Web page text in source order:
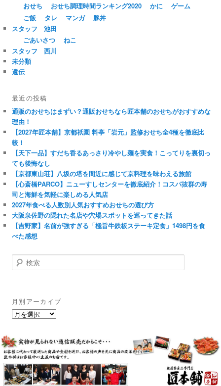
おせち
おせち調理時間ランキング2020 かに
ゲーム
ご飯
タレ マンガ
豚丼
スタッフ 池田
ごあいさつ
ねこ
スタッフ 西川
未分類
遺伝
最近の投稿
通販のおせちはまずい？通販おせちなら匠本舗のおせちがおすすめな
理由！
【2027年匠本舗】京都祇園 料亭「岩元」監修おせち全4種を徹底比
較！
【天下一品】すだち香るあっさり冷やし麺を実食！こってりを裏切っ
ても後悔なし
【京都東山荘】八坂の塔を間近に感じて京料理を味わえる旅館
【心斎橋PARCO】ニューすしセンターを徹底紹介！コスパ抜群の寿
司と海鮮を気軽に楽しめる人気店
2027年食べる人数別人気おすすめおせちの選び方
大阪泉佐野の隠れた名店や穴場スポットを巡ってきた話
【吉野家】名前が強すぎる「極旨牛鉄板ステーキ定食」1498円を食
べた感想
検
索
月別アーカイブ
月
ー
カ
イ
ブ